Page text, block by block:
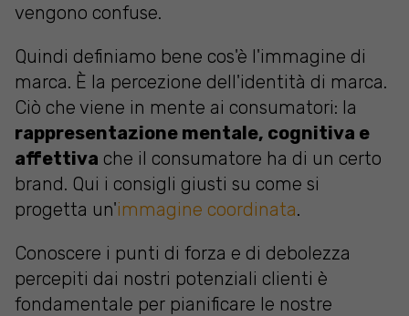
vengono confuse.
Quindi definiamo bene cos'è l'immagine di
marca. È la percezione dell'identità di marca.
Ciò che viene in mente ai consumatori: la
rappresentazione mentale, cognitiva e
affettiva che il consumatore ha di un certo
brand. Qui i consigli giusti su come si
progetta un'immagine coordinata.
Conoscere i punti di forza e di debolezza
percepiti dai nostri potenziali clienti è
fondamentale per pianificare le nostre